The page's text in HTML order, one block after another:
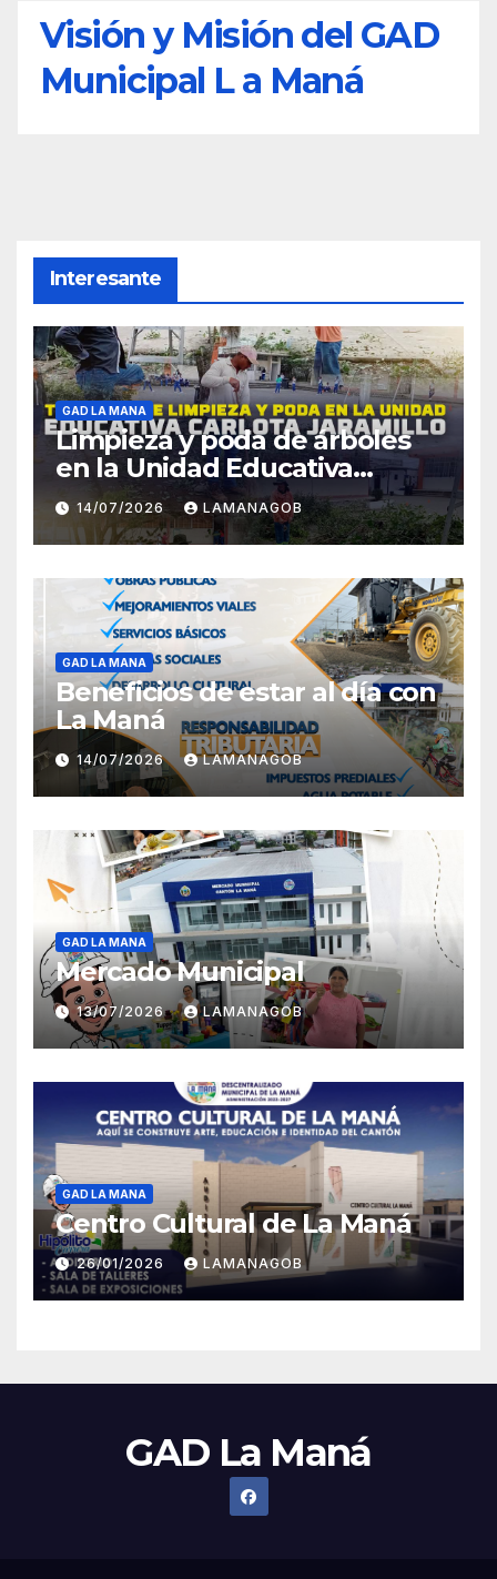
Visión y Misión del GAD
Municipal L a Maná
Interesante
GAD LA MANA
Limpieza y poda de árboles
en la Unidad Educativa
Carlota Jaramillo
14/07/2026 LAMANAGOB
GAD LA MANA
Beneficios de estar al día con
La Maná
14/07/2026 LAMANAGOB
GAD LA MANA
Mercado Municipal
13/07/2026 LAMANAGOB
GAD LA MANA
Centro Cultural de La Maná
26/01/2026 LAMANAGOB
GAD La Maná